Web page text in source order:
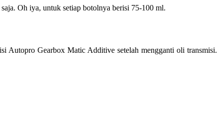
Oh iya, untuk setiap botolnya berisi 75-100 ml.
Autopro Gearbox Matic Additive setelah mengganti oli transmisi.